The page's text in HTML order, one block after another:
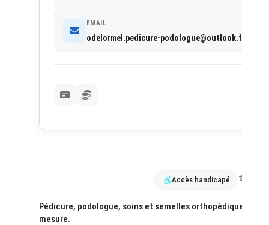
Accès handicapé
Pédicure, podologue, soins et semelles orthopédiques sur
mesure.
EMAIL
odelormel.pedicure-podologue@outlook.fr